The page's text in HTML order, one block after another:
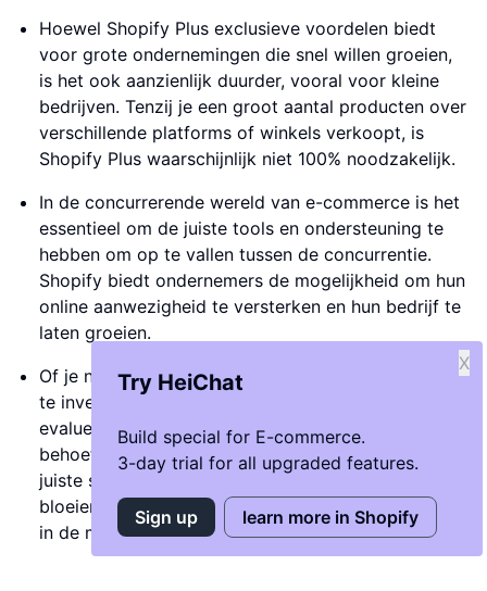
Hoewel Shopify Plus exclusieve voordelen biedt
voor grote ondernemingen die snel willen groeien,
is het ook aanzienlijk duurder, vooral voor kleine
bedrijven. Tenzij je een groot aantal producten over
verschillende platforms of winkels verkoopt, is
Shopify Plus waarschijnlijk niet 100% noodzakelijk.
In de concurrerende wereld van e-commerce is het
essentieel om de juiste tools en ondersteuning te
hebben om op te vallen tussen de concurrentie.
Shopify biedt ondernemers de mogelijkheid om hun
online aanwezigheid te versterken en hun bedrijf te
laten groeien.
Of je nu kiest voor het basis Shopify-plan of besluit
te investeren in Shopify Plus, het is belangrijk om te
evalueren welk plan het beste aansluit bij de
behoeften en ambities van jouw bedrijf. Met de
juiste strategie en platform op maat kun je een
bloeiende online winkel opbouwen die succesvol is
in de moderne digitale wereld.
Try HeiChat
Build special for E-commerce.
3-day trial for all upgraded features.
X
Sign up learn more in Shopify